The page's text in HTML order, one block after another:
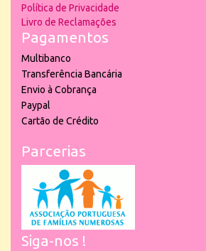
Política de Privacidade
Livro de Reclamações
Pagamentos
Multibanco
Transferência Bancária
Envio à Cobrança
Paypal
Cartão de Crédito
Parcerias
Siga-nos !